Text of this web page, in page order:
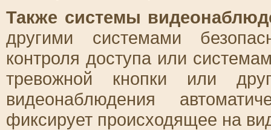
Также системы
другими системами
контроля доступа или
тревожной кнопки или
видеонаблюдения
фиксирует происходящее на